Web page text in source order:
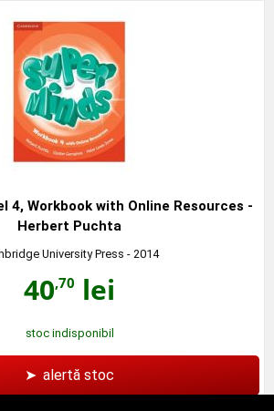
4, Workbook with Online Resources -
Herbert Puchta
University Press - 2014
40,70 lei
stoc indisponibil
➤ alertă stoc